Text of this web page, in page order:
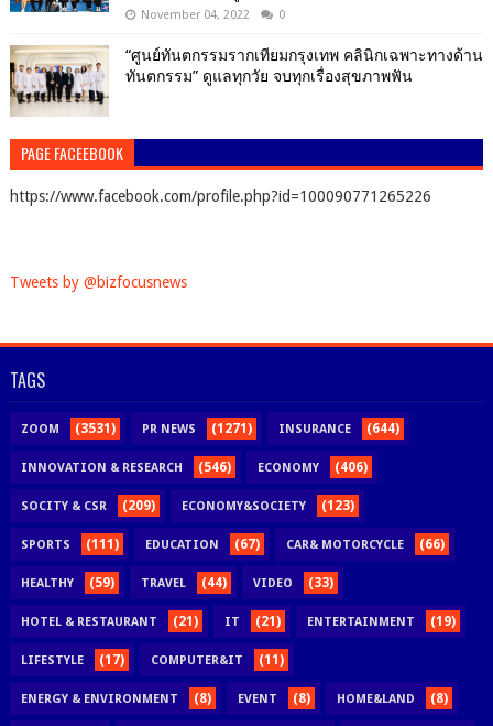
November 04, 2022 0
“ศูนย์ทันตกรรมรากเทียมกรุงเทพ คลินิกเฉพาะทางด้าน
ทันตกรรม” ดูแลทุกวัย จบทุกเรื่องสุขภาพฟัน
PAGE FACEEBOOK
https://www.facebook.com/profile.php?id=100090771265226
Tweets by @bizfocusnews
TAGS
ZOOM (3531) PR NEWS (1271) INSURANCE (644)
INNOVATION & RESEARCH (546) ECONOMY (406)
SOCITY & CSR (209) ECONOMY&SOCIETY (123)
SPORTS (111) EDUCATION (67) CAR& MOTORCYCLE (66)
HEALTHY (59) TRAVEL (44) VIDEO (33)
HOTEL & RESTAURANT (21) IT (21) ENTERTAINMENT (19)
LIFESTYLE (17) COMPUTER&IT (11)
ENERGY & ENVIRONMENT (8) EVENT (8) HOME&LAND (8)